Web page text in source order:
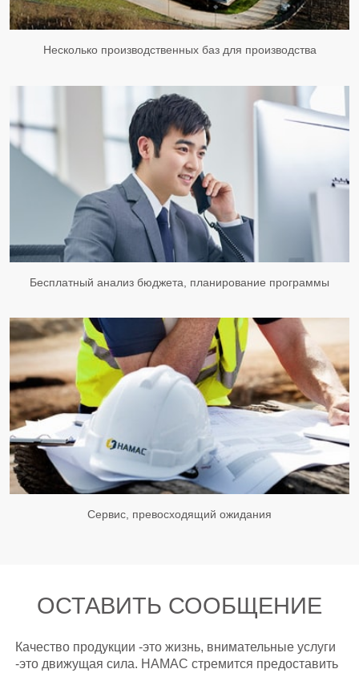
Несколько производственных баз для производства
Бесплатный анализ бюджета, планирование программы
Сервис, превосходящий ожидания
ОСТАВИТЬ СООБЩЕНИЕ
Качество продукции -это жизнь, внимательные услуги
-это движущая сила. HAMAC стремится предоставить